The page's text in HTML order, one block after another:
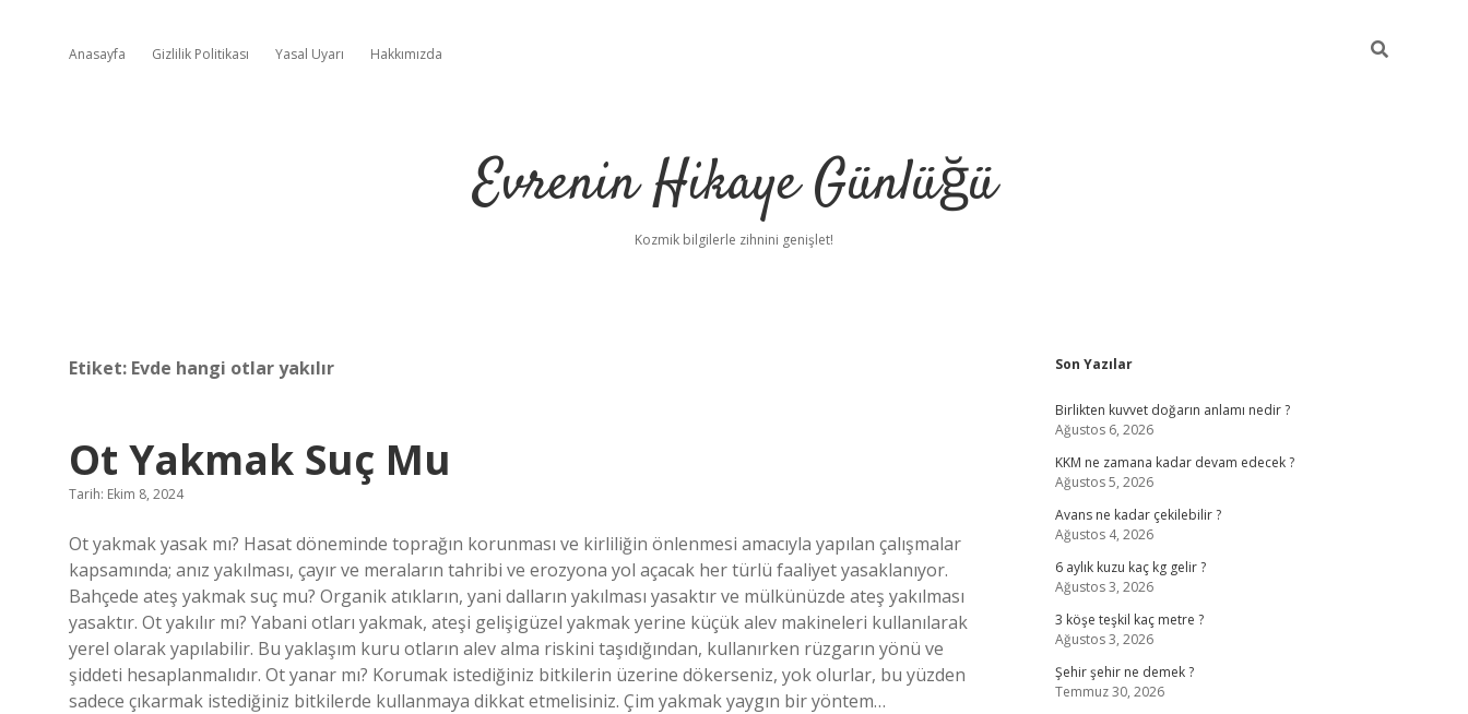
Anasayfa Gizlilik Politikası Yasal Uyarı Hakkımızda
Evrenin Hikaye Günlüğü
Kozmik bilgilerle zihnini genişlet!
Etiket: Evde hangi otlar yakılır
Ot Yakmak Suç Mu
Tarih: Ekim 8, 2024
Ot yakmak yasak mı? Hasat döneminde toprağın korunması ve kirliliğin önlenmesi amacıyla yapılan çalışmalar
kapsamında; anız yakılması, çayır ve meraların tahribi ve erozyona yol açacak her türlü faaliyet yasaklanıyor.
Bahçede ateş yakmak suç mu? Organik atıkların, yani dalların yakılması yasaktır ve mülkünüzde ateş yakılması
yasaktır. Ot yakılır mı? Yabani otları yakmak, ateşi gelişigüzel yakmak yerine küçük alev makineleri kullanılarak
yerel olarak yapılabilir. Bu yaklaşım kuru otların alev alma riskini taşıdığından, kullanırken rüzgarın yönü ve
şiddeti hesaplanmalıdır. Ot yanar mı? Korumak istediğiniz bitkilerin üzerine dökerseniz, yok olurlar, bu yüzden
sadece çıkarmak istediğiniz bitkilerde kullanmaya dikkat etmelisiniz. Çim yakmak yaygın bir yöntem…
Sidebar
Son Yazılar
Birlikten kuvvet doğarın anlamı nedir ?
Ağustos 6, 2026
KKM ne zamana kadar devam edecek ?
Ağustos 5, 2026
Avans ne kadar çekilebilir ?
Ağustos 4, 2026
6 aylık kuzu kaç kg gelir ?
Ağustos 3, 2026
3 köşe teşkil kaç metre ?
Ağustos 3, 2026
Şehir şehir ne demek ?
Temmuz 30, 2026